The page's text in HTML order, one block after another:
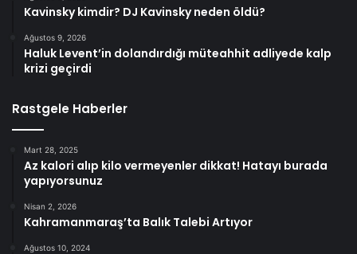
Kavinsky kimdir? DJ Kavinsky neden öldü?
Ağustos 9, 2026
Haluk Levent’in dolandırdığı müteahhit adliyede kalp
krizi geçirdi
Rastgele Haberler
Mart 28, 2025
Az kalori alıp kilo vermeyenler dikkat! Hatayı burada
yapıyorsunuz
Nisan 2, 2026
Kahramanmaraş’ta Balık Talebi Artıyor
Ağustos 10, 2024